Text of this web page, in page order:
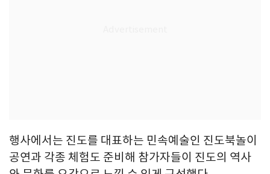
행사에서는 진도를 대표하는 민속예술인 진도북놀이
공연과 각종 체험도 준비해 참가자들이 진도의 역사